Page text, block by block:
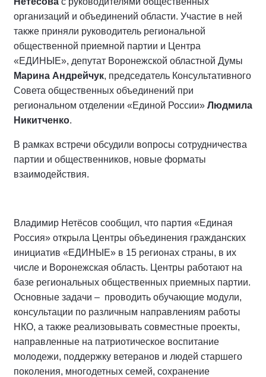
организаций и объединений области. Участие в ней
также приняли руководитель региональной
общественной приемной партии и Центра
«ЕДИНЫЕ», депутат Воронежской областной Думы
Марина Андрейчук, председатель Консультативного
Совета общественных объединений при
региональном отделении «Единой России» Людмила
Никитченко.
В рамках встречи обсудили вопросы сотрудничества
партии и общественников, новые форматы
взаимодействия.
Владимир Нетёсов сообщил, что партия «Единая
Россия» открыла Центры объединения гражданских
инициатив «ЕДИНЫЕ» в 15 регионах страны, в их
числе и Воронежская область. Центры работают на
базе региональных общественных приемных партии.
Основные задачи – проводить обучающие модули,
консультации по различным направлениям работы
НКО, а также реализовывать совместные проекты,
направленные на патриотическое воспитание
молодежи, поддержку ветеранов и людей старшего
поколения, многодетных семей, сохранение